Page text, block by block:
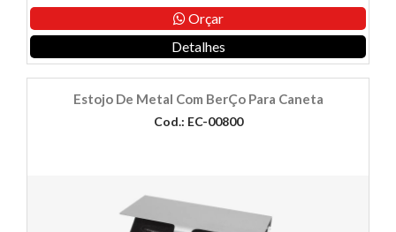
Orçar
Detalhes
Estojo De Metal Com BerÇo Para Caneta
Cod.: EC-00800